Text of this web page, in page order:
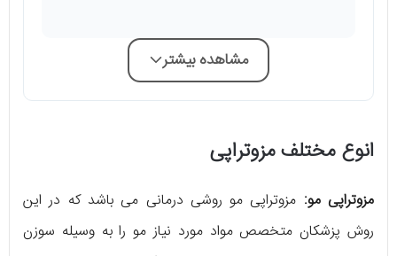
مشاهده بیشتر
انوع مختلف مزوتراپی
مزوتراپی مو: مزوتراپی مو روشی درمانی می باشد که در این
روش پزشکان متخصص مواد مورد نیاز مو را به وسیله سوزن